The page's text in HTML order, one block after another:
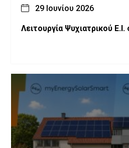
29 Ιουνίου 2026
Λειτουργία Ψυχιατρικού